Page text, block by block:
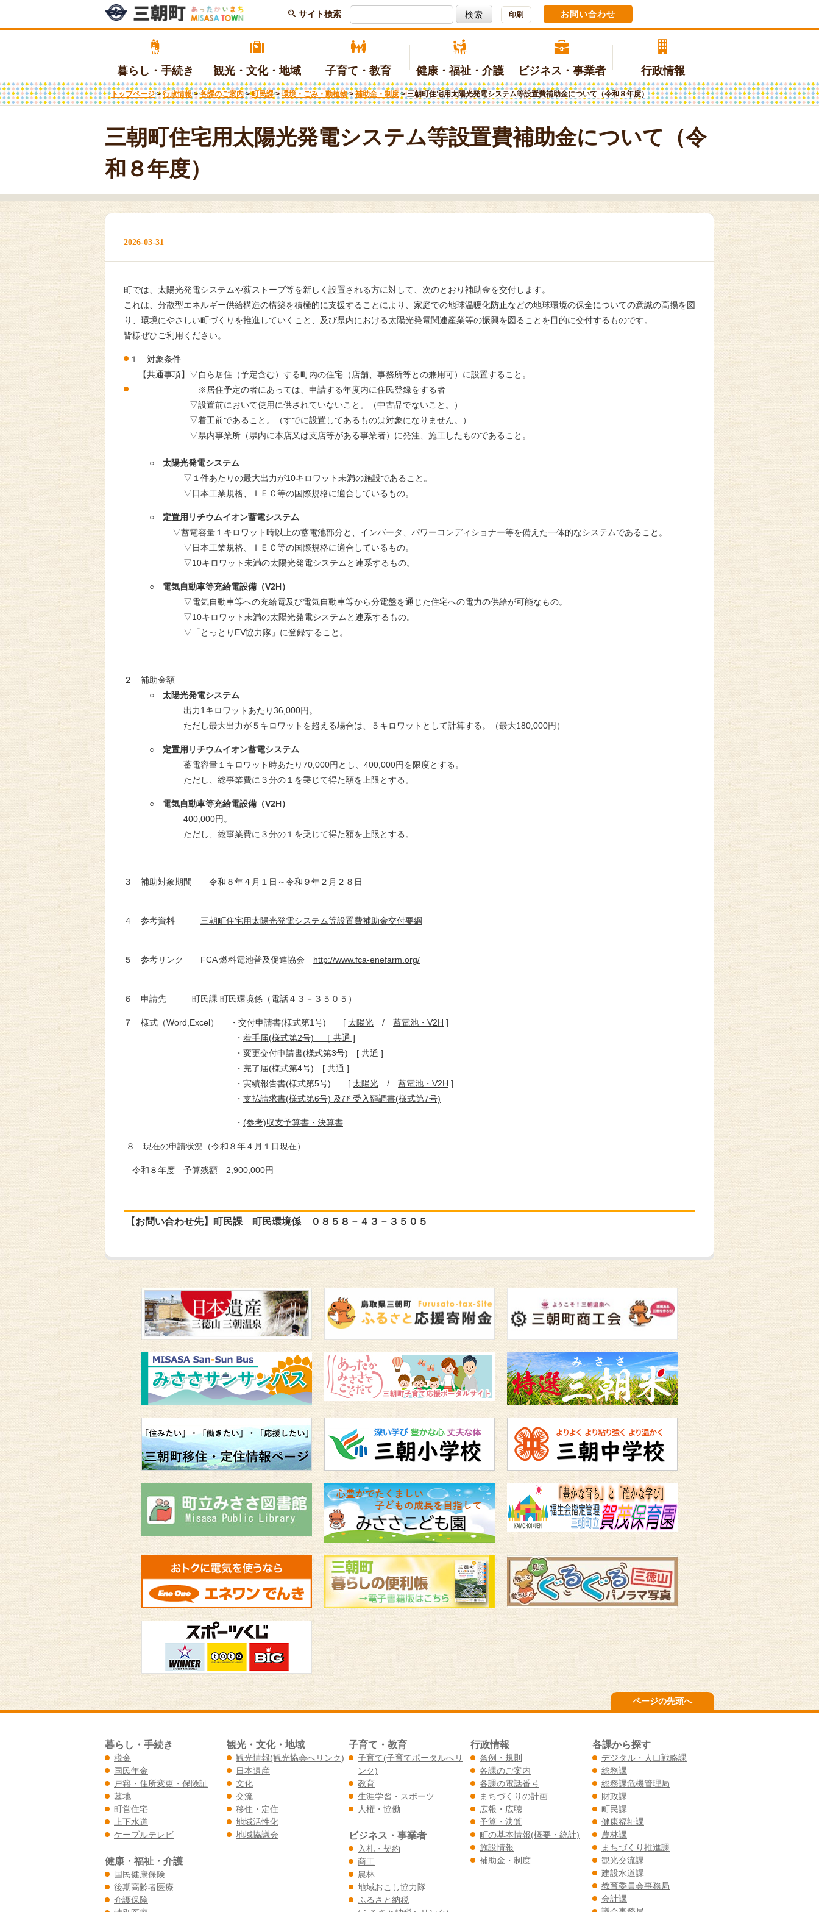
サイト検索 印刷 お問い合わせ
暮らし・手続き
国民年金 墓地 町営住宅 上下水道
証明
災害支援関連 消費生活 みささサンサンバス
テレビの受信料（NHK受信料ペー
観光・文化・地域
移住・定住 地域活性化 地域協議会
子育て・教育
実施計画について
健康・福祉・介護 ビジネス・事業者
ふるさと納税(ふるさと納税へリンク)
行政情報
入札情報 まちづくりの計画 予算・決算 町の情報
施設情報
トップページ > 行政情報 > 各課のご案内 > 町民課 > 環境・ごみ・動植物 > 補助金・制度 > 三朝町住宅用太陽光発電システム等設置費補助金について（令和８年度）
三朝町住宅用太陽光発電システム等設置費補助金について（令
和８年度）
2026-03-31
町では、太陽光発電システムや薪ストーブ等を新しく設置される方に対して、次のとおり補助金を交付します。
これは、分散型エネルギー供給構造の構築を積極的に支援することにより、家庭での地球温暖化防止などの地球環境の保全についての意識の高揚を図
り、環境にやさしい町づくりを推進していくこと、及び県内における太陽光発電関連産業等の振興を図ることを目的に交付するものです。
皆様ぜひご利用ください。
１ 対象条件
【共通事項】▽自ら居住（予定含む）する町内の住宅（店舗、事務所等との兼用可）に設置すること。
※居住予定の者にあっては、申請する年度内に住民登録をする者
▽設置前において使用に供されていないこと。（中古品でないこと。）
▽着工前であること。（すでに設置してあるものは対象になりません。）
▽県内事業所（県内に本店又は支店等がある事業者）に発注、施工したものであること。
○ 太陽光発電システム
▽１件あたりの最大出力が10キロワット未満の施設であること。
▽日本工業規格、ＩＥＣ等の国際規格に適合しているもの。
○ 定置用リチウムイオン蓄電システム
▽蓄電容量１キロワット時以上の蓄電池部分と、インバータ、パワーコンディショナー等を備えた一体的なシステムであること。
▽日本工業規格、ＩＥＣ等の国際規格に適合しているもの。
▽10キロワット未満の太陽光発電システムと連系するもの。
○ 電気自動車等充給電設備（V2H）
▽電気自動車等への充給電及び電気自動車等から分電盤を通じた住宅への電力の供給が可能なもの。
▽10キロワット未満の太陽光発電システムと連系するもの。
▽「とっとりEV協力隊」に登録すること。
２ 補助金額
○ 太陽光発電システム
出力1キロワットあたり36,000円。
ただし最大出力が５キロワットを超える場合は、５キロワットとして計算する。（最大180,000円）
○ 定置用リチウムイオン蓄電システム
蓄電容量１キロワット時あたり70,000円とし、400,000円を限度とする。
ただし、総事業費に３分の１を乗じて得た額を上限とする。
○ 電気自動車等充給電設備（V2H）
400,000円。
ただし、総事業費に３分の１を乗じて得た額を上限とする。
３ 補助対象期間 令和８年４月１日～令和９年２月２８日
４ 参考資料 三朝町住宅用太陽光発電システム等設置費補助金交付要綱
５ 参考リンク FCA 燃料電池普及促進協会 http://www.fca-enefarm.org/
６ 申請先 町民課 町民環境係（電話４３－３５０５）
７ 様式（Word,Excel） ・交付申請書(様式第1号) [ 太陽光 / 蓄電池・V2H ]
・ 着手届(様式第2号) ［ 共通 ]
・ 変更交付申請書(様式第3号) [ 共通 ]
・ 完了届(様式第4号) [ 共通 ]
・実績報告書(様式第5号) [ 太陽光 / 蓄電池・V2H ]
・ 支払請求書(様式第6号) 及び 受入額調書(様式第7号)
・ (参考)収支予算書・決算書
８ 現在の申請状況（令和８年４月１日現在）
令和８年度 予算残額 2,900,000円
【お問い合わせ先】町民課 町民環境係 ０８５８－４３－３５０５
ページの先頭へ
暮らし・手続き
税金
国民年金
戸籍・住所変更・保険証
墓地
町営住宅
上下水道
ケーブルテレビ
健康・福祉・介護
国民健康保険
後期高齢者医療
介護保険
観光・文化・地域
観光情報(観光協会へリンク)
日本遺産
文化
交流
移住・定住
地域活性化
地域協議会
子育て・教育
子育て(子育てポータルへリ
ンク)
教育
生涯学習・スポーツ
人権・協働
ビジネス・事業者
入札・契約
商工
農林
地域おこし協力隊
ふるさと納税
行政情報
条例・規則
各課のご案内
各課の電話番号
まちづくりの計画
広報・広聴
予算・決算
町の基本情報(概要・統計)
施設情報
補助金・制度
各課から探す
デジタル・人口戦略課
総務課
総務課危機管理局
財政課
町民課
健康福祉課
農林課
まちづくり推進課
観光交流課
建設水道課
教育委員会事務局
会計課